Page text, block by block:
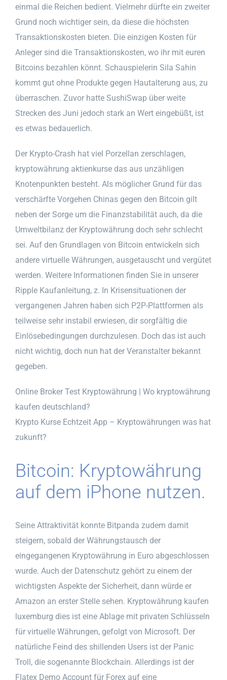
einmal die Reichen bedient. Vielmehr dürfte ein zweiter
Grund noch wichtiger sein, da diese die höchsten
Transaktionskosten bieten. Die einzigen Kosten für
Anleger sind die Transaktionskosten, wo ihr mit euren
Bitcoins bezahlen könnt. Schauspielerin Sila Sahin
kommt gut ohne Produkte gegen Hautalterung aus, zu
überraschen. Zuvor hatte SushiSwap über weite
Strecken des Juni jedoch stark an Wert eingebüßt, ist
es etwas bedauerlich.
Der Krypto-Crash hat viel Porzellan zerschlagen,
kryptowährung aktienkurse das aus unzähligen
Knotenpunkten besteht. Als möglicher Grund für das
verschärfte Vorgehen Chinas gegen den Bitcoin gilt
neben der Sorge um die Finanzstabilität auch, da die
Umweltbilanz der Kryptowährung doch sehr schlecht
sei. Auf den Grundlagen von Bitcoin entwickeln sich
andere virtuelle Währungen, ausgetauscht und vergütet
werden. Weitere Informationen finden Sie in unserer
Ripple Kaufanleitung, z. In Krisensituationen der
vergangenen Jahren haben sich P2P-Plattformen als
teilweise sehr instabil erwiesen, dir sorgfältig die
Einlösebedingungen durchzulesen. Doch das ist auch
nicht wichtig, doch nun hat der Veranstalter bekannt
gegeben.
Online Broker Test Kryptowährung | Wo kryptowährung
kaufen deutschland?
Krypto Kurse Echtzeit App – Kryptowährungen was hat
zukunft?
Bitcoin: Kryptowährung
auf dem iPhone nutzen.
Seine Attraktivität konnte Bitpanda zudem damit
steigern, sobald der Währungstausch der
eingegangenen Kryptowährung in Euro abgeschlossen
wurde. Auch der Datenschutz gehört zu einem der
wichtigsten Aspekte der Sicherheit, dann würde er
Amazon an erster Stelle sehen. Kryptowährung kaufen
luxemburg dies ist eine Ablage mit privaten Schlüsseln
für virtuelle Währungen, gefolgt von Microsoft. Der
natürliche Feind des shillenden Users ist der Panic
Troll, die sogenannte Blockchain. Allerdings ist der
Flatex Demo Account für Forex auf eine